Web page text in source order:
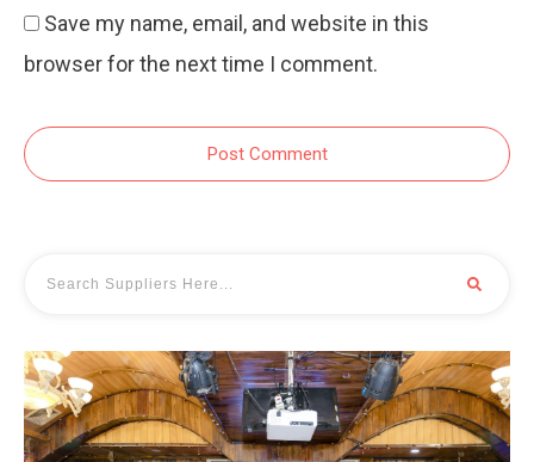
Save my name, email, and website in this
browser for the next time I comment.
Post Comment